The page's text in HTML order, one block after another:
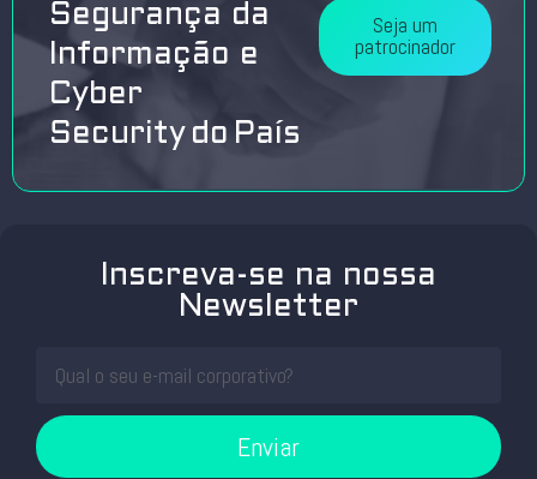
Segurança da
Informação e
Cyber
Security do País
Seja um
patrocinador
Inscreva-se na nossa
Newsletter
Enviar